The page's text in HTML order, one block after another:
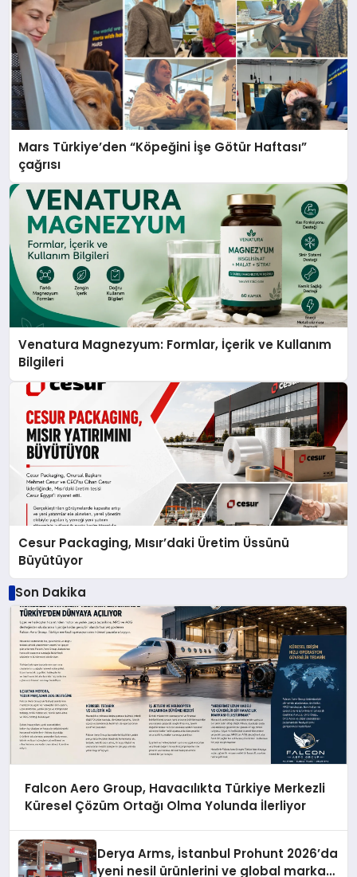
Mars Türkiye’den “Köpeğini İşe Götür Haftası”
çağrısı
Venatura Magnezyum: Formlar, İçerik ve Kullanım
Bilgileri
Cesur Packaging, Mısır’daki Üretim Üssünü
Büyütüyor
Son Dakika
Falcon Aero Group, Havacılıkta Türkiye Merkezli
Küresel Çözüm Ortağı Olma Yolunda İlerliyor
Derya Arms, İstanbul Prohunt 2026’da
yeni nesil ürünlerini ve global marka